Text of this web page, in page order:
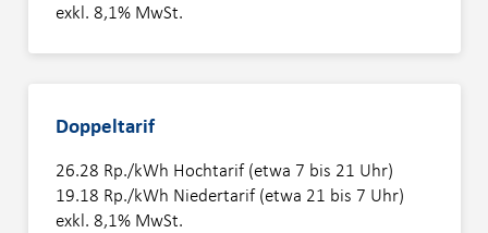
Strom
Photovoltaik
exkl. 8,1% MwSt.
Doppeltarif
26.28 Rp./kWh Hochtarif (etwa 7 bis 21 Uhr)
19.18 Rp./kWh Niedertarif (etwa 21 bis 7 Uhr)
exkl. 8,1% MwSt.